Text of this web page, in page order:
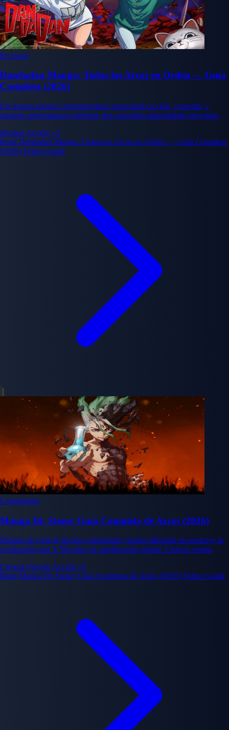
En curso
Dandadan Manga: Todos los Arcos en Orden — Guía
Completa (2026)
Un manga shonen contemporáneo mezclando acción, comedia, y
misterio sobrenatural conforme dos asociados improbables investigan
Shonen Acción +2
Read Dandadan Manga: Todos los Arcos en Orden — Guía Completa
(2026) Series Guide
Completado
Manga Dr. Stone: Guía Completa de Arcos (2026)
Shonen de ciencia ficción completado: Senku Ishigami reconstruye la
civilización tras 3.700 años de petrificación global. Ciencia contra
Ciencia Ficción Acción +2
Read Manga Dr. Stone: Guía Completa de Arcos (2026) Series Guide